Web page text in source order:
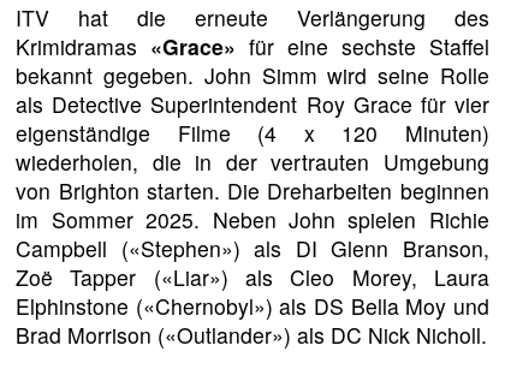
ITV hat die erneute Verlängerung des
Krimidramas «Grace» für eine sechste Staffel
bekannt gegeben. John Simm wird seine Rolle
als Detective Superintendent Roy Grace für vier
eigenständige Filme (4 x 120 Minuten)
wiederholen, die in der vertrauten Umgebung
von Brighton starten. Die Dreharbeiten beginnen
im Sommer 2025. Neben John spielen Richie
Campbell («Stephen») als DI Glenn Branson,
Zoë Tapper («Liar») als Cleo Morey, Laura
Elphinstone («Chernobyl») als DS Bella Moy und
Brad Morrison («Outlander») als DC Nick Nicholl.